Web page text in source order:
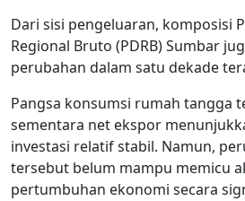
Dari sisi pengeluaran, komposisi
Regional Bruto (PDRB) Sumbar
perubahan dalam satu dekade
Pangsa konsumsi rumah tangga
sementara net ekspor
investasi relatif stabil. Namun,
tersebut belum mampu memicu
pertumbuhan ekonomi secara